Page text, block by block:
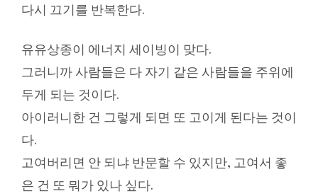
다시 끄기를 반복한다.
유유상종이 에너지 세이빙이 맞다.
그러니까 사람들은 다 자기 같은 사람들을 주위에
두게 되는 것이다.
아이러니한 건 그렇게 되면 또 고이게 된다는 것이
다.
고여버리면 안 되냐 반문할 수 있지만, 고여서 좋
은 건 또 뭐가 있나 싶다.